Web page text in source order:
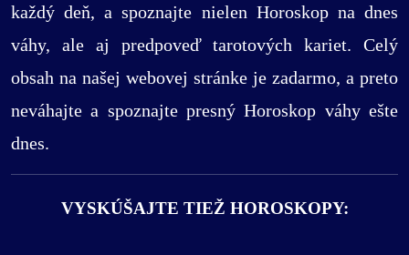
každý deň, a spoznajte nielen Horoskop na dnes
váhy, ale aj predpoveď tarotových kariet. Celý
obsah na našej webovej stránke je zadarmo, a preto
neváhajte a spoznajte presný Horoskop váhy ešte
dnes.
VYSKÚŠAJTE TIEŽ HOROSKOPY: